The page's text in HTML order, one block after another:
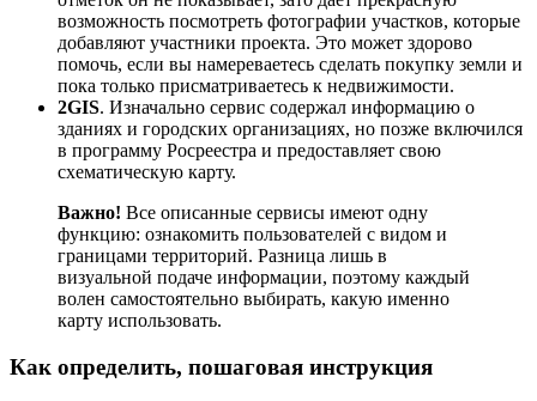
возможность посмотреть фотографии участков, которые
добавляют участники проекта. Это может здорово
помочь, если вы намереваетесь сделать покупку земли и
пока только присматриваетесь к недвижимости.
2GIS. Изначально сервис содержал информацию о
зданиях и городских организациях, но позже включился
в программу Росреестра и предоставляет свою
схематическую карту.
Важно! Все описанные сервисы имеют одну
функцию: ознакомить пользователей с видом и
границами территорий. Разница лишь в
визуальной подаче информации, поэтому каждый
волен самостоятельно выбирать, какую именно
карту использовать.
Как определить, пошаговая инструкция